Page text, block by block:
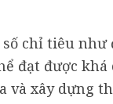
chỉ tiêu như
đạt được
và xây dựng